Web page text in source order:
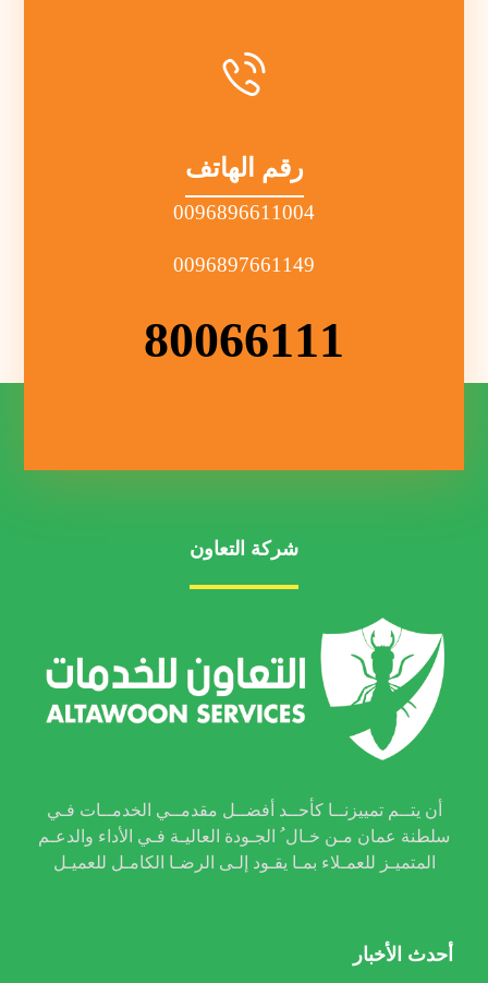
رقم الهاتف
0096896611004
0096897661149
80066111
شركة التعاون
أن يتــم تمييزنــا كأحــد أفضــل مقدمــي الخدمــات فـي
سلطنة عمان مـن خـال ُ الجـودة العاليـة فـي الأداء والدعـم
المتميـز للعمـلاء بمـا يقـود إلـى الرضـا الكامـل للعميـل
أحدث الأخبار